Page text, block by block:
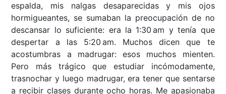
espalda, mis nalgas desaparecidas y mis ojos
hormigueantes, se sumaban la preocupación de no
descansar lo suficiente: era la 1:30 am y tenía que
despertar a las 5:20 am. Muchos dicen que te
acostumbras a madrugar: esos muchos mienten.
Pero más trágico que estudiar incómodamente,
trasnochar y luego madrugar, era tener que sentarse
a recibir clases durante ocho horas. Me apasionaba